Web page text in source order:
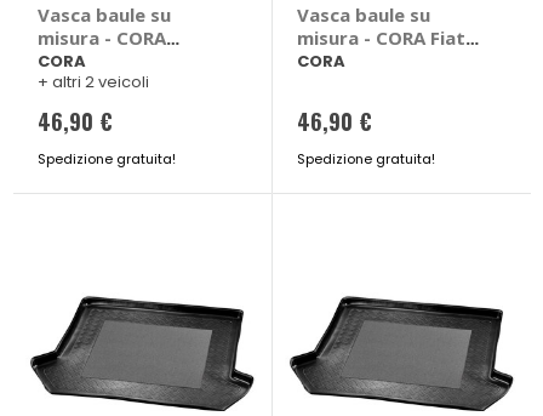
Vasca baule su
misura - CORA
Mercedes Citan, T
Class, Nissan
Kangoo
CORA
+ altri 2 veicoli
46,90 €
Spedizione gratuita!
Vasca baule su
misura - CORA Fiat
Panda
CORA
46,90 €
Spedizione gratuita!